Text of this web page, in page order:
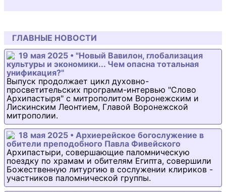
ГЛАВНЫЕ НОВОСТИ
19 мая 2025 • "Новый Вавилон, глобализация
культуры и экономики... Чем опасна тотальная
унификация?"
Выпуск продолжает цикл духовно-
просветительских программ-интервью "Слово
Архипастыря" с митрополитом Воронежским и
Лискинским Леонтием, Главой Воронежской
митрополии.
18 мая 2025 • Архиерейское богослужение в
обители преподобного Павла Фивейского
Архипастыри, совершающие паломническую
поездку по храмам и обителям Египта, совершили
Божественную литургию в сослужении клириков -
участников паломнической группы.